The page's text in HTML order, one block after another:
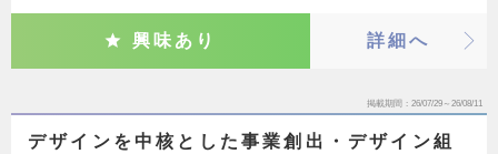
興味あり 詳細へ
掲載期間 26/07/29～26/08/11
デザインを中核とした事業創出・デザイン組